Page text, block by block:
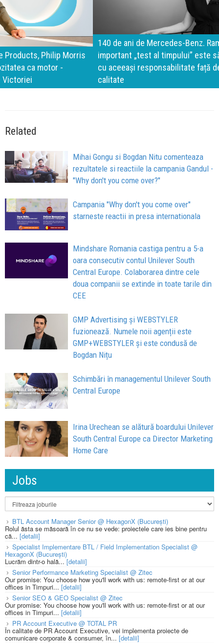
140 de ani de Mercedes-Benz. Ramona Pîrlog: Cel mai
important „test al timpului” este să inovăm constant, dar
cu aceeași responsabilitate față de oameni, siguranță și
calitate
Related
Mihai Gongu si Bogdan Nitu comenteaza
rezultatele si reactiile la campania Gandul -
"Why don't you come over?"
Campania "Why don't you come over"
starneste reactii in presa internationala
Mindshare Romania castiga pentru a 5-a
oara consecutiv contul Unilever South
Central Europe. Colaborarea dintre cele
doua companii se extinde in toate tarile din
CEE
GMP Advertising și WEBSTYLER
fuzionează. Numele noii agenții este
GMP+WEBSTYLER și este condusă de
Bogdan Nițu
Schimbări în managementul Unilever South
Central Europe
Irina Urechean se alătură boardului Unilever
South Central Europe ca Director Marketing
Home Care
Jobs
BTL Account Manager Senior @ HexagonX (București)
Rolul ăsta se măsoară în ce nu se vede: proiectele care ies bine pentru
că... [detalii]
Specialist Implementare BTL / Field Implementation Specialist @
HexagonX (București)
Lucrăm dintr-o hală...[detalii]
Senior Performance Marketing Specialist @ Zitec
Our promise: You choose how you'll work with us: remote-first or at our
offices in Timpuri... [detalii]
Senior SEO & GEO Specialist @ Zitec
Our promise: You choose how you'll work with us: remote-first or at our
offices in Timpuri... [detalii]
PR Account Executive @ TOTAL PR
În calitate de PR Account Executive, vei implementa proiecte de
comunicare corporate & consumer, în... [detalii]